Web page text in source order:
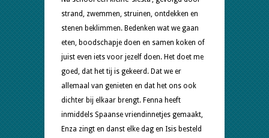
strand, zwemmen, struinen, ontdekken en
stenen beklimmen. Bedenken wat we gaan
eten, boodschapje doen en samen koken of
juist even iets voor jezelf doen. Het doet me
goed, dat het tij is gekeerd. Dat we er
allemaal van genieten en dat het ons ook
dichter bij elkaar brengt. Fenna heeft
inmiddels Spaanse vriendinnetjes gemaakt,
Enza zingt en danst elke dag en Isis besteld